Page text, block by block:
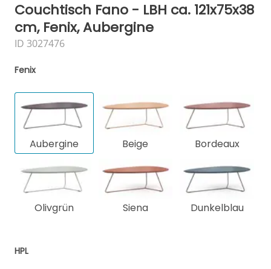
Couchtisch Fano - LBH ca. 121x75x38
cm, Fenix, Aubergine
ID 3027476
Fenix
Aubergine Beige Bordeaux
Olivgrün Siena Dunkelblau
HPL